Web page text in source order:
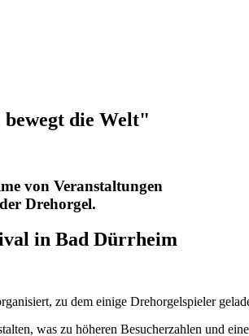
die Welt"
von Veranstaltungen
Drehorgel.
in Bad Dürrheim
zu dem einige Drehorgelspieler
was zu höheren Besucherzahlen und